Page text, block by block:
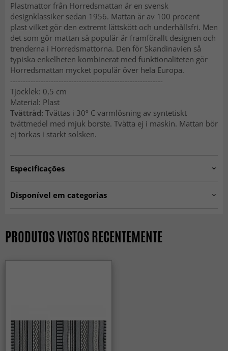
Plastmattor från Horredsmattan är en svensk
designklassiker sedan 1956. Mattan är av 100 procent
plast vilket gör den extremt lättskött och underhållsfri. Men
det som gör mattan så populär är framförallt designen och
trenderna i Horredsmattorna. Den för Skandinavien så
typiska enkelheten kombinerat med funktionaliteten gör
Horredsmattan mycket populär över hela Europa.
------------------------------------------------------------
Tjocklek: 0,5 cm
Material: Plast
Tvättråd: Tvättas i 30º C varmlösning av syntetiskt
tvättmedel med mjuk borste. Tvätta ej i maskin. Mattan bör
ej torkas i starkt solsken.
Especificações
Disponível em categorias
PRODUTOS VISTOS RECENTEMENTE